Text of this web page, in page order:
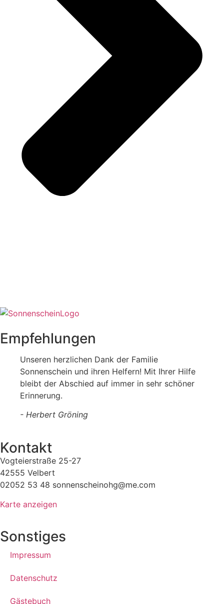
Empfehlungen
Unseren herzlichen Dank der Familie
Sonnenschein und ihren Helfern! Mit Ihrer Hilfe
bleibt der Abschied auf immer in sehr schöner
Erinnerung.
- Herbert Gröning
Kontakt
Vogteierstraße 25-27
42555 Velbert
02052 53 48 sonnenscheinohg@me.com
Karte anzeigen
Sonstiges
Impressum
Datenschutz
Gästebuch